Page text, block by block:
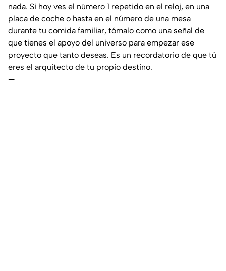
nada. Si hoy ves el número 1 repetido en el reloj, en una
placa de coche o hasta en el número de una mesa
durante tu comida familiar, tómalo como una señal de
que tienes el apoyo del universo para empezar ese
proyecto que tanto deseas. Es un recordatorio de que tú
eres el arquitecto de tu propio destino.
—